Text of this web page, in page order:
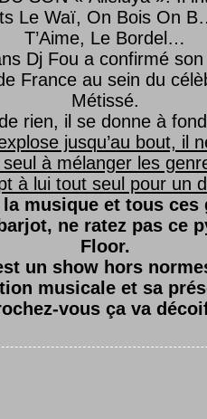
Le Waï, On Bois On
T’Aime, Le Bordel…
Dj Fou a confirmé son
France au sein du
Métissé.
rien, il se donne à
jusqu’au bout, il
seul à mélanger les
à lui tout seul pour un
musique et tous ces
ne ratez pas ce
Floor.
un show hors
musicale et sa
vous ça va